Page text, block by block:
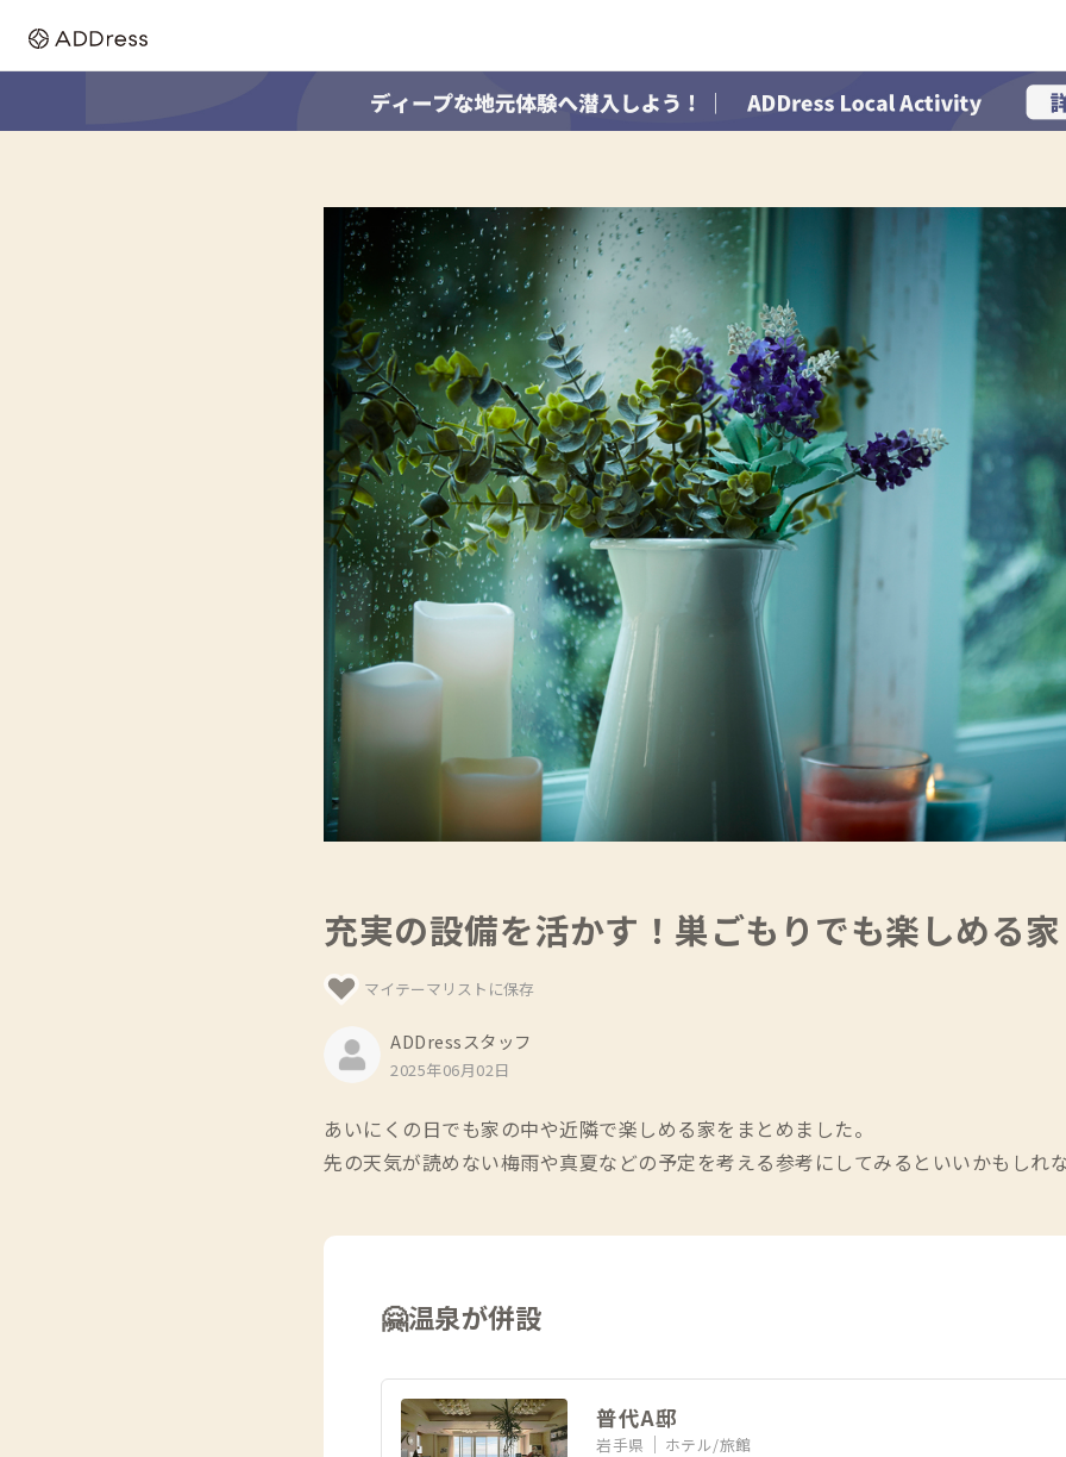
充実の設備を活かす！巣ごもりでも楽しめる家
マイテーマリストに保存
ADDressスタッフ
2025年06月02日
あいにくの日でも家の中や近隣で楽しめる家をまとめました。
先の天気が読めない梅雨や真夏などの予定を考える参考にしてみるといいかもしれ
🤗温泉が併設
普代A邸
岩手県 ホテル/旅館